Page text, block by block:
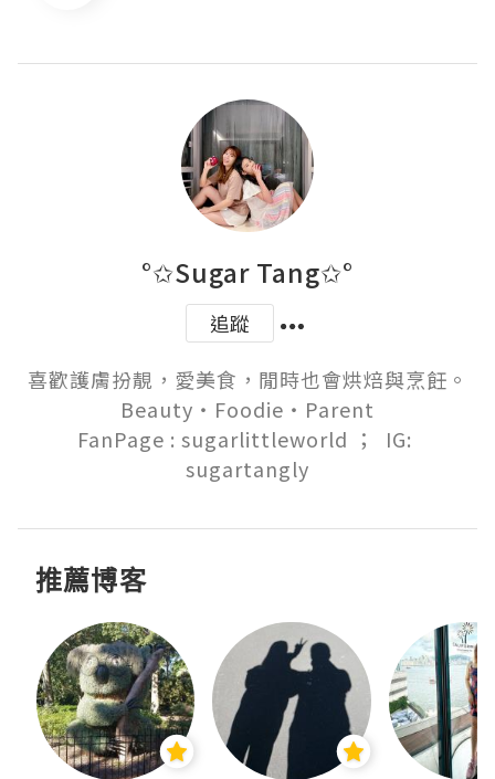
°✩Sugar Tang✩°
追蹤
喜歡護膚扮靚，愛美食，閒時也會烘焙與烹飪。
Beauty‧Foodie‧Parent
FanPage : sugarlittleworld ；  IG:
sugartangly
推薦博客